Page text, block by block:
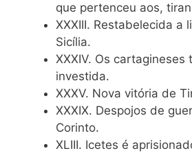
que pertenceu aos,
XXXIII. Restabelecida a
Sicília.
XXXIV. Os cartagineses
investida.
XXXV. Nova vitória de
XXXIX. Despojos de
Corinto.
XLIII. Icetes é